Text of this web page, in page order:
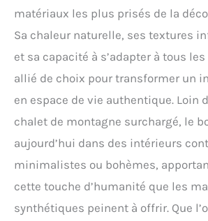
matériaux les plus prisés de la
Sa chaleur naturelle, ses textures
et sa capacité à s’adapter à tous
allié de choix pour transformer un
en espace de vie authentique. Loin
chalet de montagne surchargé, le
aujourd’hui dans des intérieurs
minimalistes ou bohèmes,
cette touche d’humanité que les
synthétiques peinent à offrir. Que